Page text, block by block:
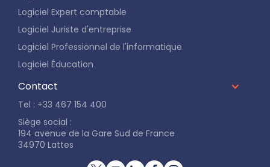
Logiciel Expert comptable
Logiciel Juriste d'entreprise
Logiciel Professionnel de l'informatique
Logiciel Éducation
Contact
Tel : +33 467 154 400
Siège social :
194 avenue de la Gare Sud de France
34970 Lattes